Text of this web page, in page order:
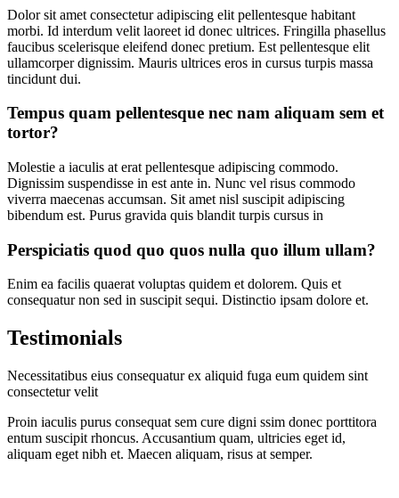
Dolor sit amet consectetur adipiscing elit pellentesque habitant
morbi. Id interdum velit laoreet id donec ultrices. Fringilla phasellus
faucibus scelerisque eleifend donec pretium. Est pellentesque elit
ullamcorper dignissim. Mauris ultrices eros in cursus turpis massa
tincidunt dui.
Tempus quam pellentesque nec nam aliquam sem et
tortor?
Molestie a iaculis at erat pellentesque adipiscing commodo.
Dignissim suspendisse in est ante in. Nunc vel risus commodo
viverra maecenas accumsan. Sit amet nisl suscipit adipiscing
bibendum est. Purus gravida quis blandit turpis cursus in
Perspiciatis quod quo quos nulla quo illum ullam?
Enim ea facilis quaerat voluptas quidem et dolorem. Quis et
consequatur non sed in suscipit sequi. Distinctio ipsam dolore et.
Testimonials
Necessitatibus eius consequatur ex aliquid fuga eum quidem sint
consectetur velit
Proin iaculis purus consequat sem cure digni ssim donec porttitora
entum suscipit rhoncus. Accusantium quam, ultricies eget id,
aliquam eget nibh et. Maecen aliquam, risus at semper.